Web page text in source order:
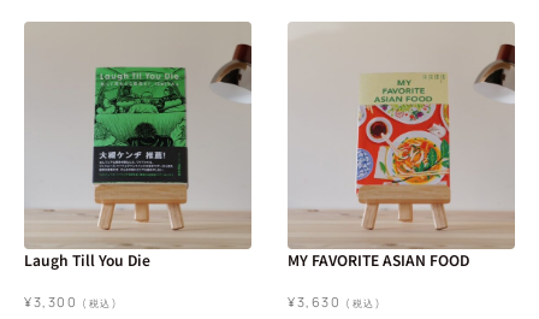
Laugh Till You Die
¥3,300 (税込)
MY FAVORITE ASIAN FOOD
¥3,630 (税込)